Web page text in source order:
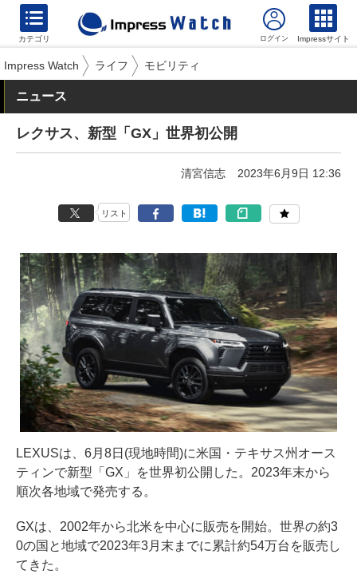
カテゴリ Impressサイト
Impress Watch ライフ モビリティ
ニュース
レクサス、新型「GX」世界初公開
清宮信志 2023年6月9日 12:36
リスト
LEXUSは、6月8日(現地時間)に米国・テキサス州オース
ティンで新型「GX」を世界初公開した。2023年末から
順次各地域で発売する。
GXは、2002年から北米を中心に販売を開始。世界の約3
0の国と地域で2023年3月末までに累計約54万台を販売し
てきた。